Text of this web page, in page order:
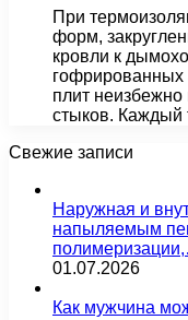
При
форм,
кровли к
гофрированных
плит неизбежно
стыков. Каждый
Свежие записи
Наружная и
напыляемым
01.07.2026
Как мужчина